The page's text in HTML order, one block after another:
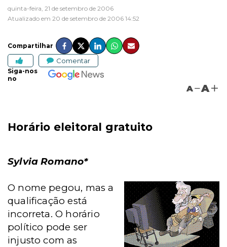
quinta-feira, 21 de setembro de 2006
Atualizado em 20 de setembro de 2006 14:52
Compartilhar
Comentar
Siga-nos
no
A A
Horário eleitoral gratuito
Sylvia Romano*
O nome pegou, mas a
qualificação está
incorreta. O horário
político pode ser
injusto com as